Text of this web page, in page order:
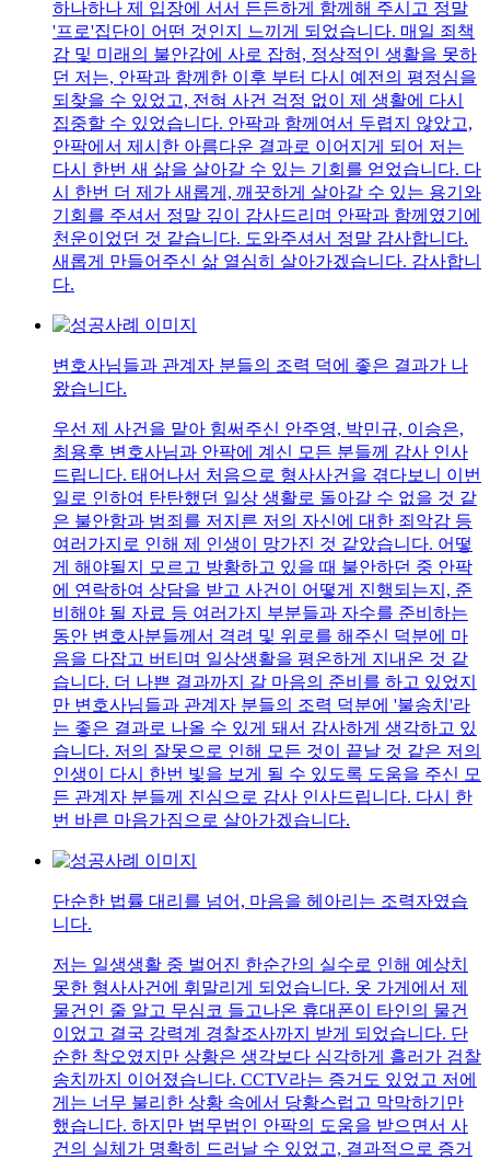
하나하나 제 입장에 서서 든든하게 함께해 주시고 정말
'프로'집단이 어떤 것인지 느끼게 되었습니다. 매일 죄책
감 및 미래의 불안감에 사로 잡혀, 정상적인 생활을 못하
던 저는, 안팍과 함께한 이후 부터 다시 예전의 평정심을
되찾을 수 있었고, 전혀 사건 걱정 없이 제 생활에 다시
집중할 수 있었습니다. 안팍과 함께여서 두렵지 않았고,
안팍에서 제시한 아름다운 결과로 이어지게 되어 저는
다시 한번 새 삶을 살아갈 수 있는 기회를 얻었습니다. 다
시 한번 더 제가 새롭게, 깨끗하게 살아갈 수 있는 용기와
기회를 주셔서 정말 깊이 감사드리며 안팍과 함께였기에
천운이었던 것 같습니다. 도와주셔서 정말 감사합니다.
새롭게 만들어주신 삶 열심히 살아가겠습니다. 감사합니
다.
변호사님들과 관계자 분들의 조력 덕에 좋은 결과가 나
왔습니다.
우선 제 사건을 맡아 힘써주신 안주영, 박민규, 이승은,
최용후 변호사님과 안팍에 계신 모든 분들께 감사 인사
드립니다. 태어나서 처음으로 형사사건을 겪다보니 이번
일로 인하여 탄탄했던 일상 생활로 돌아갈 수 없을 것 같
은 불안함과 범죄를 저지른 저의 자신에 대한 죄악감 등
여러가지로 인해 제 인생이 망가진 것 같았습니다. 어떻
게 해야될지 모르고 방황하고 있을 때 불안하던 중 안팍
에 연락하여 상담을 받고 사건이 어떻게 진행되는지, 준
비해야 될 자료 등 여러가지 부분들과 자수를 준비하는
동안 변호사분들께서 격려 및 위로를 해주신 덕분에 마
음을 다잡고 버티며 일상생활을 평온하게 지내온 것 같
습니다. 더 나쁜 결과까지 갈 마음의 준비를 하고 있었지
만 변호사님들과 관계자 분들의 조력 덕분에 '불송치'라
는 좋은 결과로 나올 수 있게 돼서 감사하게 생각하고 있
습니다. 저의 잘못으로 인해 모든 것이 끝날 것 같은 저의
인생이 다시 한번 빛을 보게 될 수 있도록 도움을 주신 모
든 관계자 분들께 진심으로 감사 인사드립니다. 다시 한
번 바른 마음가짐으로 살아가겠습니다.
단순한 법률 대리를 넘어, 마음을 헤아리는 조력자였습
니다.
저는 일생생활 중 벌어진 한순간의 실수로 인해 예상치
못한 형사사건에 휘말리게 되었습니다. 옷 가게에서 제
물건인 줄 알고 무심코 들고나온 휴대폰이 타인의 물건
이었고 결국 강력계 경찰조사까지 받게 되었습니다. 단
순한 착오였지만 상황은 생각보다 심각하게 흘러가 검찰
송치까지 이어졌습니다. CCTV라는 증거도 있었고 저에
게는 너무 불리한 상황 속에서 당황스럽고 막막하기만
했습니다. 하지만 법무법인 안팍의 도움을 받으면서 사
건의 실체가 명확히 드러날 수 있었고, 결과적으로 증거